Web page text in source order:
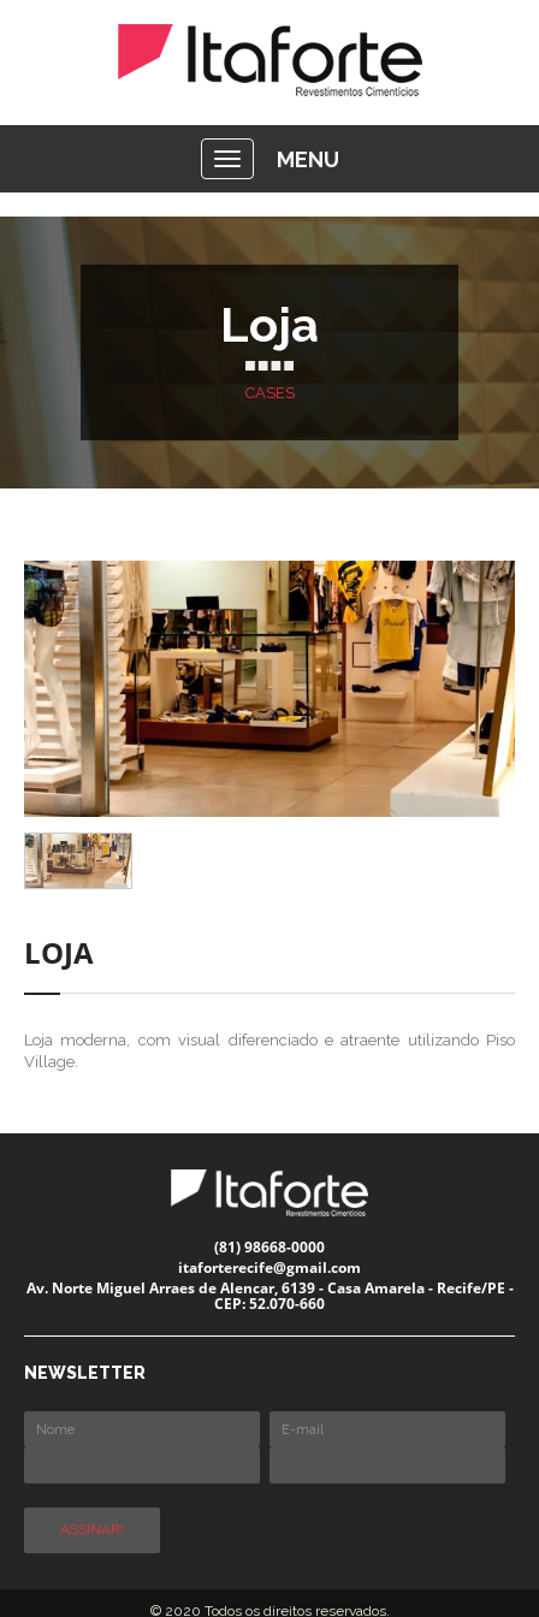
MENU
Loja
CASES
LOJA
Loja moderna, com visual diferenciado e atraente utilizando Piso
Village.
(81) 98668-0000
itaforterecife@gmail.com
Av. Norte Miguel Arraes de Alencar, 6139 - Casa Amarela - Recife/PE -
CEP: 52.070-660
NEWSLETTER
© 2020 Todos os direitos reservados.